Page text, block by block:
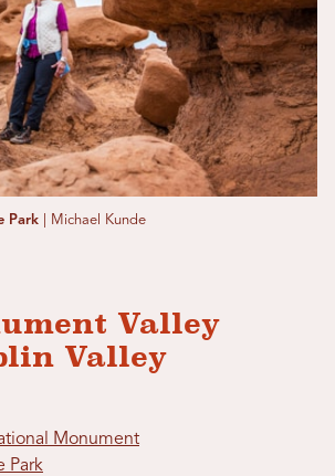
Park Michael Kunde
Valley
Valley
Monument
Park